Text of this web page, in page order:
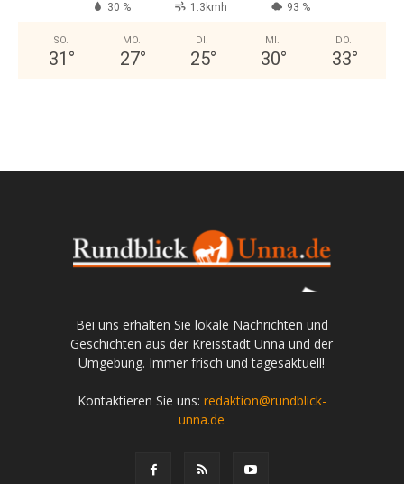
30 % 1.3kmh 93 %
SO.
31 °
MO.
27°
DI.
25°
MI.
30°
DO.
33°
Bei uns erhalten Sie lokale Nachrichten und
Geschichten aus der Kreisstadt Unna und der
Umgebung. Immer frisch und tagesaktuell!
Kontaktieren Sie uns: redaktion@rundblick-
unna.de